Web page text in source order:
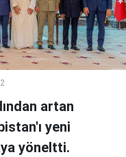
artan
yeni
yöneltti.